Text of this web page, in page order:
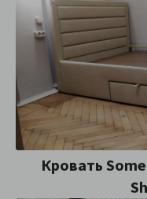
Кровать